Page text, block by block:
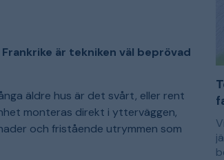
är tekniken väl beprövad
äldre hus är det svårt, eller rent
monteras direkt i ytterväggen,
och fristående utrymmen som